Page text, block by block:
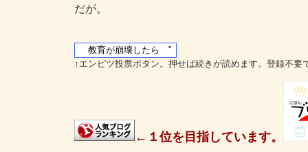
だが。
↑エンピツ投票ボタン。押せば続きが読めます。登録不要
←１位を目指しています。